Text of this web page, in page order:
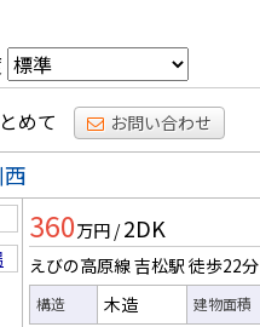
めて お問い合わせ
360万円 / 2DK
えびの高原線 吉松駅 徒歩22分
構造 木造 建物面積